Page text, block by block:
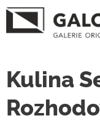
Kulina